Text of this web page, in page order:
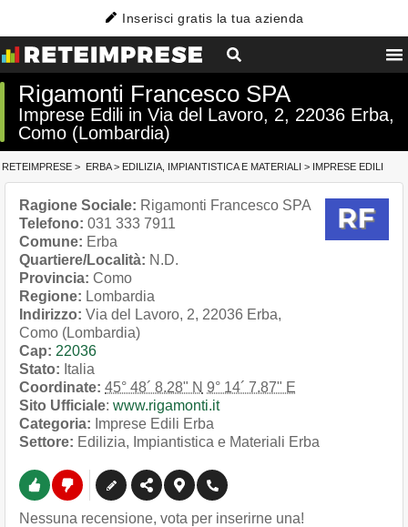
Inserisci gratis la tua azienda
Rigamonti Francesco SPA
Imprese Edili in Via del Lavoro, 2, 22036 Erba,
Como (Lombardia)
RETEIMPRESE > ERBA> EDILIZIA, IMPIANTISTICA E MATERIALI > IMPRESE EDILI
Ragione Sociale: Rigamonti Francesco SPA
Telefono: 031 333 7911
Comune: Erba
Quartiere/Località: N.D.
Provincia: Como
Regione: Lombardia
Indirizzo: Via del Lavoro, 2, 22036 Erba,
Como (Lombardia)
Cap: 22036
Stato: Italia
Coordinate: 45° 48´ 8.28" N 9° 14´ 7.87" E
Sito Ufficiale: www.rigamonti.it
Categoria: Imprese Edili Erba
Settore: Edilizia, Impiantistica e Materiali Erba
Nessuna recensione, vota per inserirne una!